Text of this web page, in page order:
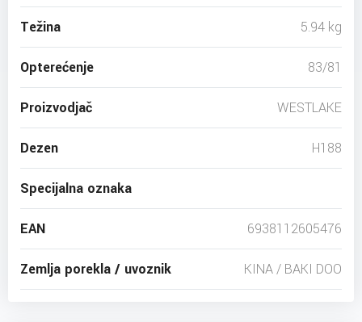
Težina 5.94 kg
Opterećenje 83/81
Proizvodjač WESTLAKE
Dezen H188
Specijalna oznaka
EAN 6938112605476
Zemlja porekla / uvoznik KINA / BAKI DOO